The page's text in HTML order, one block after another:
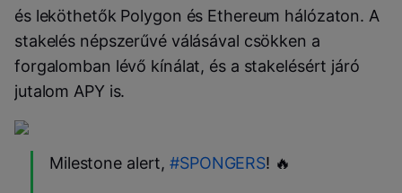
és leköthetők Polygon és Ethereum hálózaton. A
stakelés népszerűvé válásával csökken a
forgalomban lévő kínálat, és a stakelésért járó
jutalom APY is.
Milestone alert,#SPONGERS! 🔥